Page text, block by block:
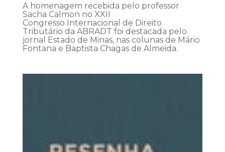
A homenagem recebida pelo professor
Sacha Calmon no XXII
Congresso Internacional de Direito
Tributário da ABRADT foi destacada pelo
jornal Estado de Minas, nas colunas de Mário
Fontana e Baptista Chagas de Almeida.